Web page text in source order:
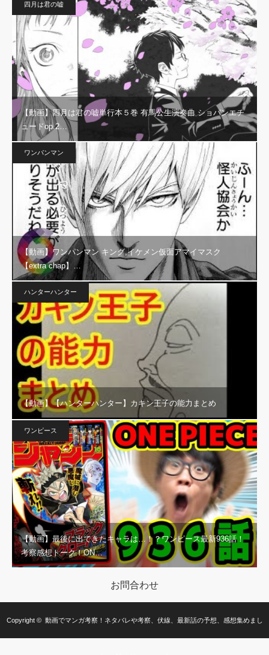
四月は君の嘘
【動画】四月は君の嘘単行本５巻 有馬公生演奏曲 ショパンエチ
ュードop.2…
ワンパンマン
【動画】ワンパンマン キング,イケメン仮面アマイマスク
【extra chap】…
ハンターハンター
【動画】【ハンターハンター】カキン王子の能力まとめ
ワンピース
【動画】最後に出てきたキャラは…！？ワンピース最新936話！
考察感想トーク！ON…
お問合わせ
Copyright © 動画でマンガ考察！ネタバレや考察、伏線、最新話の予想、感想集めまし